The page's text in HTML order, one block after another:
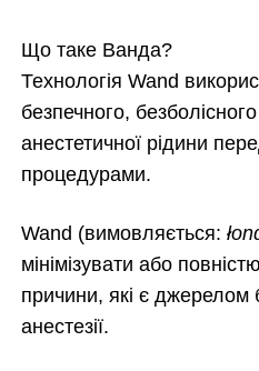
Що таке Ванда?
Технологія Wand
безпечного,
анестетичної рідини
процедурами.
Wand (вимовляється:
мінімізувати або
причини, які є джерелом
анестезії.